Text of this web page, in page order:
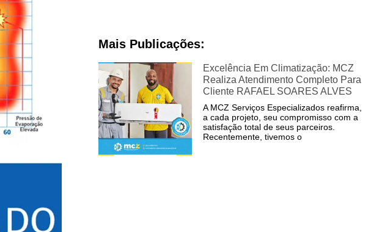
Mais Publicações:
Excelência Em Climatização: MCZ
Realiza Atendimento Completo Para
Cliente RAFAEL SOARES ALVES
A MCZ Serviços Especializados reafirma,
a cada projeto, seu compromisso com a
satisfação total de seus parceiros.
Recentemente, tivemos o